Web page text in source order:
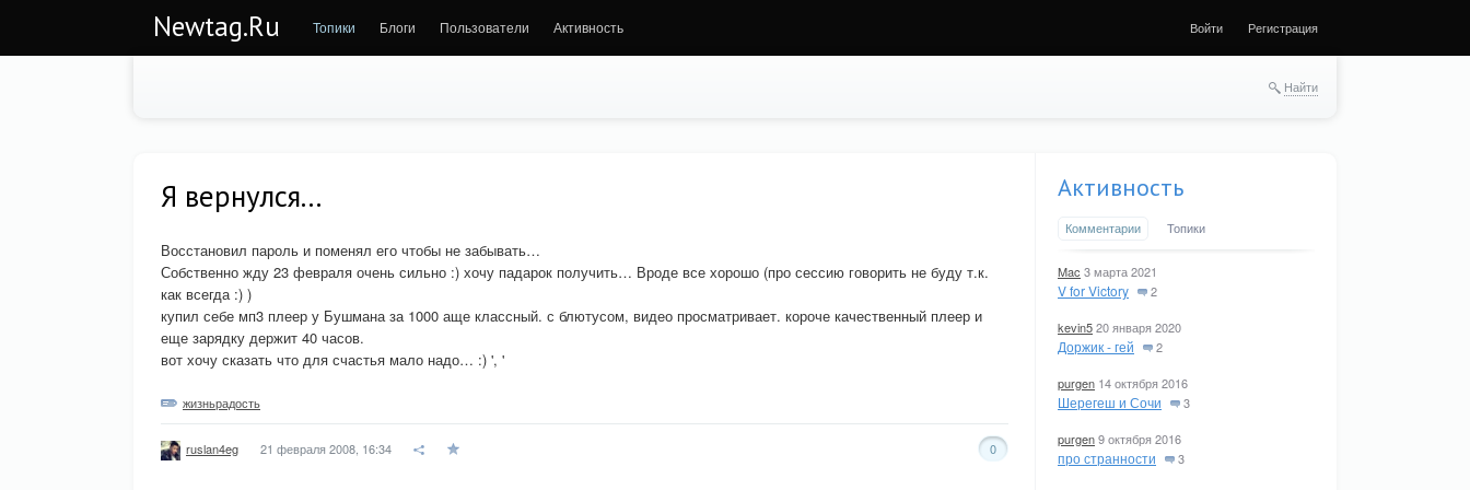
Newtag.Ru Топики Блоги Пользователи Активность Войти Регистрация
Найти
Я вернулся...
Восстановил пароль и поменял его чтобы не забывать…
Собственно жду 23 февраля очень сильно :) хочу падарок получить… Вроде все хорошо (про сессию говорить не буду т.к.
как всегда :) )
купил себе мп3 плеер у Бушмана за 1000 аще классный. с блютусом, видео просматривает. короче качественный плеер и
еще зарядку держит 40 часов.
вот хочу сказать что для счастья мало надо… :) ', '
жизньрадость
0
ruslan4eg 21 февраля 2008, 16:34
Активность
Комментарии Топики
Mac 3 марта 2021
V for Victory 2
kevin520 января 2020
Доржик - гей 2
purgen 14 октября 2016
Шерегеш и Сочи 3
purgen9 октября 2016
про странности 3